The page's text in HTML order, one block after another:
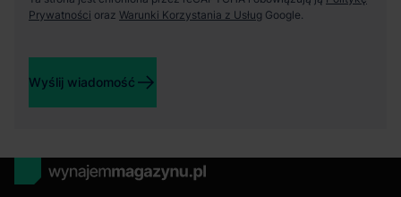
Prywatności oraz Warunki Korzystania z Usług Google.
Wyślij wiadomość